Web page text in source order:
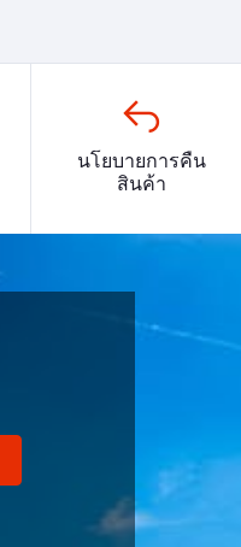
นโยบายการคืน
สินค้า